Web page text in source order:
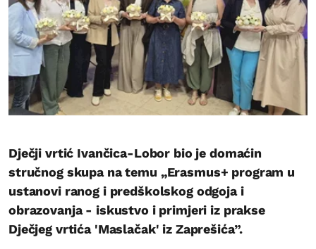
Dječji vrtić Ivančica-Lobor bio je domaćin
stručnog skupa na temu „Erasmus+ program u
ustanovi ranog i predškolskog odgoja i
obrazovanja - iskustvo i primjeri iz prakse
Dječjeg vrtića 'Maslačak' iz Zaprešića”.